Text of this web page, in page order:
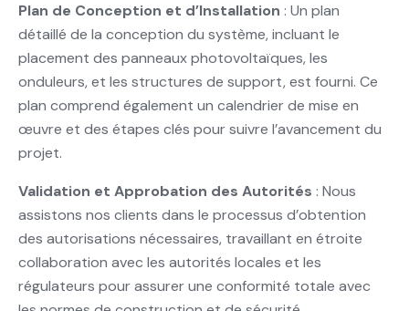
Plan de Conception et d’Installation : Un plan
détaillé de la conception du système, incluant le
placement des panneaux photovoltaïques, les
onduleurs, et les structures de support, est fourni. Ce
plan comprend également un calendrier de mise en
œuvre et des étapes clés pour suivre l’avancement du
projet.
Validation et Approbation des Autorités : Nous
assistons nos clients dans le processus d’obtention
des autorisations nécessaires, travaillant en étroite
collaboration avec les autorités locales et les
régulateurs pour assurer une conformité totale avec